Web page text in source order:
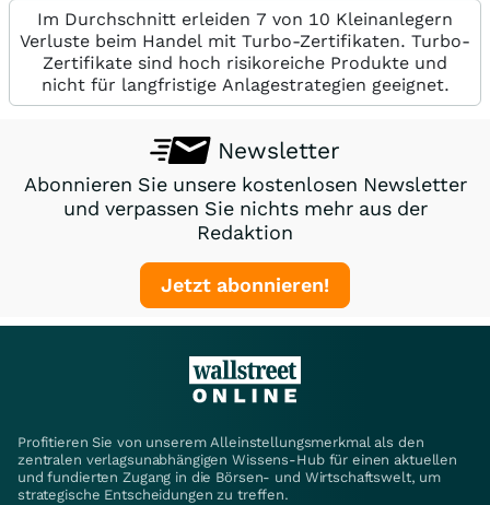
Im Durchschnitt erleiden 7 von 10 Kleinanlegern
Verluste beim Handel mit Turbo-Zertifikaten. Turbo-
Zertifikate sind hoch risikoreiche Produkte und
nicht für langfristige Anlagestrategien geeignet.
Newsletter
Abonnieren Sie unsere kostenlosen Newsletter
und verpassen Sie nichts mehr aus der
Redaktion
Jetzt abonnieren!
Profitieren Sie von unserem Alleinstellungsmerkmal als den
zentralen verlagsunabhängigen Wissens-Hub für einen aktuellen
und fundierten Zugang in die Börsen- und Wirtschaftswelt, um
strategische Entscheidungen zu treffen.